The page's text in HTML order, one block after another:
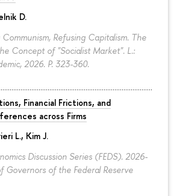
D.
Refusing Capitalism. The
Concept of "Socialist Market". L.:
2026. P. 323-360.
Financial Frictions, and
across Firms
L., Kim J.
Discussion Series (FEDS). 2026-
Governors of the Federal Reserve